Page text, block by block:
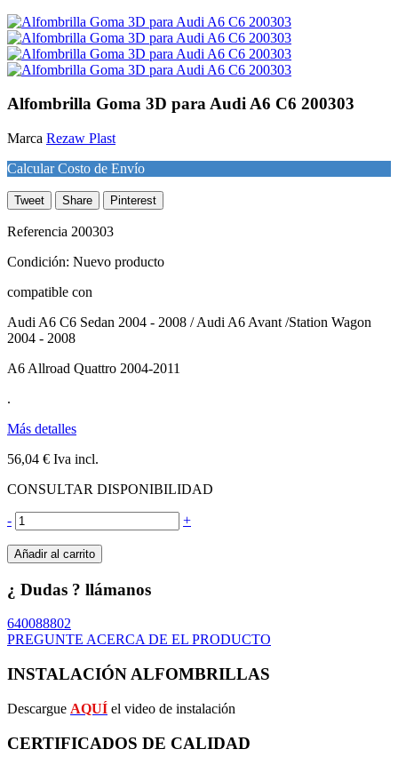
Alfombrilla Goma 3D para Audi A6 C6 200303
Marca Rezaw Plast
Calcular Costo de Envío
Tweet Share Pinterest
Referencia 200303
Condición: Nuevo producto
compatible con
Audi A6 C6 Sedan 2004 - 2008 / Audi A6 Avant /Station Wagon
2004 - 2008
A6 Allroad Quattro 2004-2011
.
Más detalles
56,04 € Iva incl.
CONSULTAR DISPONIBILIDAD
- +
Añadir al carrito
¿ Dudas ? llámanos
640088802
PREGUNTE ACERCA DE EL PRODUCTO
INSTALACIÓN ALFOMBRILLAS
Descargue AQUÍ el video de instalación
CERTIFICADOS DE CALIDAD